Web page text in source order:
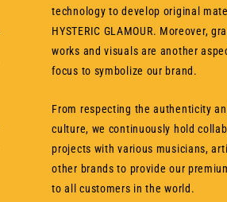
technology to develop original
HYSTERIC GLAMOUR. Moreover,
works and visuals are another
focus to symbolize our brand.
From respecting the authenticity
culture, we continuously hold
projects with various musicians,
other brands to provide our
to all customers in the world.